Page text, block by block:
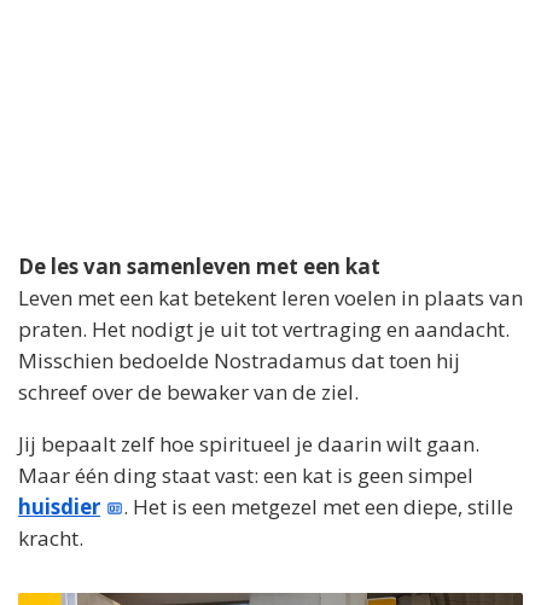
De les van samenleven met een kat
Leven met een kat betekent leren voelen in plaats van
praten. Het nodigt je uit tot vertraging en aandacht.
Misschien bedoelde Nostradamus dat toen hij
schreef over de bewaker van de ziel.
Jij bepaalt zelf hoe spiritueel je daarin wilt gaan.
Maar één ding staat vast: een kat is geen simpel
huisdier
. Het is een metgezel met een diepe, stille
kracht.